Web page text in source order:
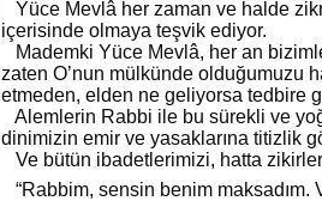
Yüce Mevlâ her zaman ve halde
içerisinde olmaya teşvik ediyor.
Mademki Yüce Mevlâ, her an
zaten O’nun mülkünde olduğumuzu
etmeden, elden ne geliyorsa tedbire
Alemlerin Rabbi ile bu sürekli ve
dinimizin emir ve yasaklarına titizlik
Ve bütün ibadetlerimizi, hatta
“Rabbim, sensin benim